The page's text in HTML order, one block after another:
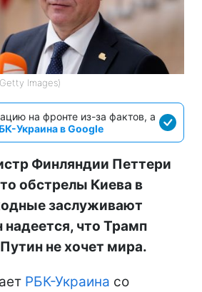
Images)
на фронте из-за фактов, а
Украина в Google
Финляндии Петтери
обстрелы Киева в
заслуживают
что Трамп
не хочет мира.
РБК-Украина со